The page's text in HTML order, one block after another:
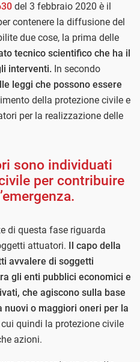
del 3 febbraio 2020 è il
contenere la diffusione del
due cose, la prima delle
tecnico scientifico che ha il
interventi. In secondo
leggi che possono essere
della protezione civile e
per la realizzazione delle
sono individuati
per contribuire
di questa fase riguarda
attuatori.
Il capo della
avvalere di soggetti
gli enti pubblici economici e
che agiscono sulla base
o maggiori oneri per la
quindi la protezione civile
azioni.